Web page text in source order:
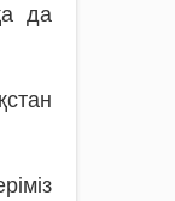
да